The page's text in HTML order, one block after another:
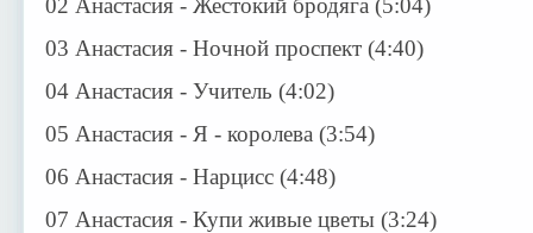
02 Анастасия - Жестокий бродяга (5:04)
03 Анастасия - Ночной проспект (4:40)
04 Анастасия - Учитель (4:02)
05 Анастасия - Я - королева (3:54)
06 Анастасия - Нарцисс (4:48)
07 Анастасия - Купи живые цветы (3:24)